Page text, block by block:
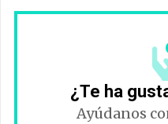
¿Te ha
Ayúdanos